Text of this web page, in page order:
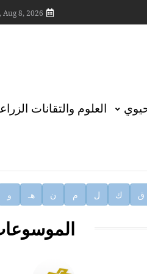
8, 2026
العلوم والتقانات
ق ك ل م ن هـ و